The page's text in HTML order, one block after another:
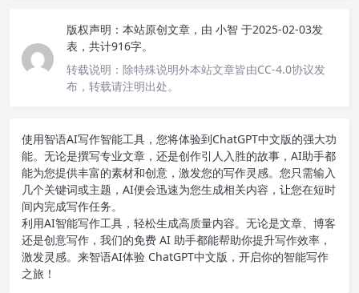
版权声明： 本站原创文章，由 小智 于2025-02-03发
表，共计916字。
转载说明： 除特殊说明外本站文章皆由CC-4.0协议发
布，转载请注明出处。
使用智语AI写作智能工具，您将体验到ChatGPT中文版的强大功
能。无论是撰写专业文章，还是创作引人入胜的故事，AI助手都
能为您提供丰富的素材和创意，激发您的写作灵感。您只需输入
几个关键词或主题，AI便会迅速为您生成相关内容，让您在短时
间内完成写作任务。
利用AI智能写作工具，轻松生成高质量内容。无论是文章、博客
还是创意写作，我们的免费 AI 助手都能帮助你提升写作效率，
激发灵感。来智语AI体验 ChatGPT中文版 ，开启你的智能写作
之旅！